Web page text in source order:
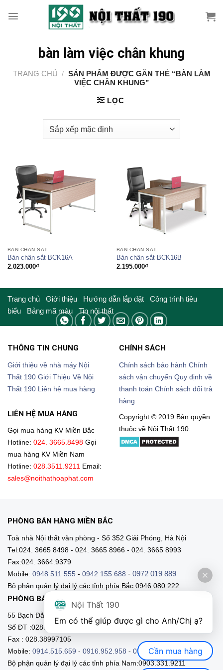
bàn làm việc chân khung
TRANG CHỦ / SẢN PHẨM ĐƯỢC GẮN THẺ “BÀN LÀM
VIỆC CHÂN KHUNG”
LỌC
BÀN CHÂN SẮT
Bàn chân sắt BCK16A
2.023.000₫
BÀN CHÂN SẮT
Bàn chân sắt BCK16B
2.195.000₫
Trang chủ Giới thiệu Hướng dẫn lắp đặt Công trình tiêu
biểu
Bảng mã màu Tin nội thất
THÔNG TIN CHUNG
Giới thiệu về nhà máy Nội
Thất 190 Giới Thiệu Về Nội
Thất 190
Liên hệ mua hàng
CHÍNH SÁCH
Chính sách bảo hành Chính
sách vận chuyển Quy định về
thanh toán Chính sách đổi trả
hàng
LIÊN HỆ MUA HÀNG
Gọi mua hàng KV Miền Bắc
Hotline: 024. 3665.8498 Gọi
mua hàng KV Miền Nam
Hotline: 028.3511.9211 Email:
sales@noithathoaphat.com
Copyright © 2019 Bản quyền
thuộc về Nội Thất 190.
PHÒNG BÁN HÀNG MIỀN BẮC
Toà nhà Nội thất văn phòng - Số 352 Giải Phóng, Hà Nội
Tel:024. 3665 8498 - 024. 3665 8966 - 024. 3665 8993
Fax:024. 3664.9379
Mobile: 0948 511 555 - 0942 155 688 - 0972 019 889
Bộ phận quản lý đại lý các tỉnh phía Bắc:0946.080.222
PHÒNG BÁN HÀNG MIỀN NAM
55 Bạch Đằng, Phường 15, Q. Bình Thạnh, HCM
Số ĐT :028.3511 9211 - 028.3511.9212
Fax : 028.38997105
Mobile: 0914.515.659 - 0916.952.958 - 0903.331.921
Bộ phận quản lý đại lý các tỉnh phía Nam:0903.331.9211
Nội Thất 190
Cần mua hàng